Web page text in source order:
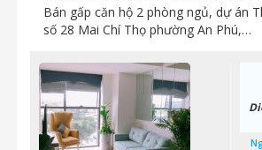
Bán gấp căn hộ 2 phòng ngủ, dự án
số 28 Mai Chí Thọ phường An Phú,…